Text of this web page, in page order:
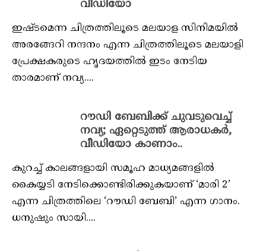
വീഡിയോ
ഇഷ്ടമെന്ന ചിത്രത്തിലൂടെ മലയാള സിനിമയിൽ
അരങ്ങേറി നന്ദനം എന്ന ചിത്രത്തിലൂടെ മലയാളി
പ്രേക്ഷകരുടെ ഹൃദയത്തിൽ ഇടം നേടിയ
താരമാണ് നവ്യ....
റൗഡി ബേബിക്ക് ചുവടുവെച്ച്
നവ്യ; ഏറ്റെടുത്ത് ആരാധകർ,
വീഡിയോ കാണാം..
കുറച്ച് കാലങ്ങളായി സമൂഹ മാധ്യമങ്ങളിൽ
കൈയ്യടി നേടിക്കൊണ്ടിരിക്കുകയാണ് ‘മാരി 2’
എന്ന ചിത്രത്തിലെ ‘റൗഡി ബേബി’ എന്ന ഗാനം.
ധനുഷും സായി....